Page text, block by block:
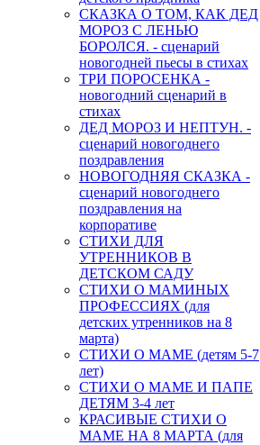
СКАЗКА О ТОМ, КАК ДЕД
МОРОЗ С ЛЕНЬЮ
БОРОЛСЯ. - сценарий
новогодней пьесы в стихах
ТРИ ПОРОСЕНКА -
новогодний сценарий в
стихах
ДЕД МОРОЗ И НЕПТУН. -
сценарий новогоднего
поздравления
НОВОГОДНЯЯ СКАЗКА -
сценарий новогоднего
поздравления на
корпоративе
СТИХИ ДЛЯ
УТРЕННИКОВ В
ДЕТСКОМ САДУ
СТИХИ О МАМИНЫХ
ПРОФЕССИЯХ (для
детских утренников на 8
марта)
СТИХИ О МАМЕ (детям 5-7
лет)
СТИХИ О МАМЕ И ПАПЕ
ДЕТЯМ 3-4 лет
КРАСИВЫЕ СТИХИ О
МАМЕ НА 8 МАРТА (для